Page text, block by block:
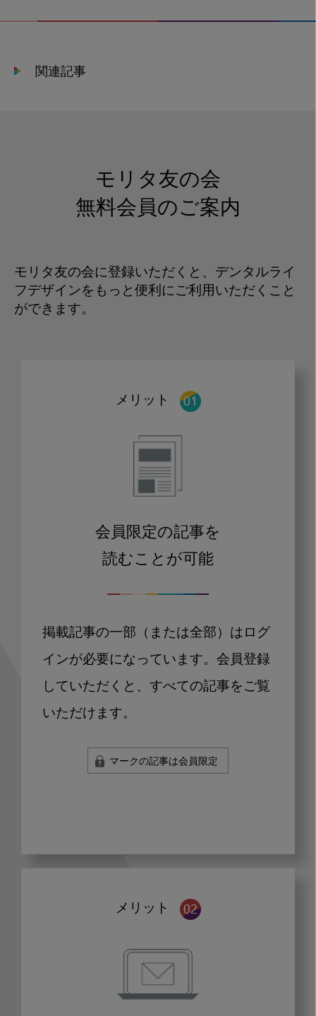
関連記事
モリタ友の会
無料会員のご案内
モリタ友の会に登録いただくと、デンタルライ
フデザインをもっと便利にご利用いただくこと
ができます。
メリット
会員限定の記事を
読むことが可能
掲載記事の一部（または全部）はログ
インが必要になっています。会員登録
していただくと、すべての記事をご覧
いただけます。
マークの記事は会員限定
メリット